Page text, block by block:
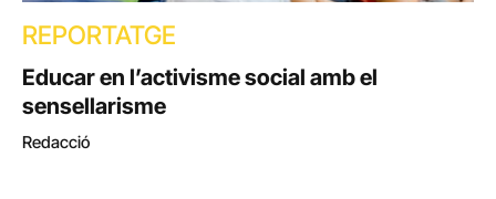
REPORTATGE
Educar en l’activisme social amb el
sensellarisme
Redacció